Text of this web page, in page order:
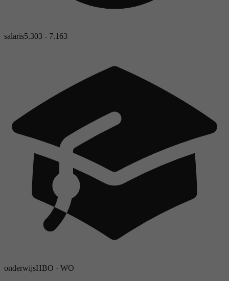
salaris5.303 - 7.163
onderwijsHBO · WO